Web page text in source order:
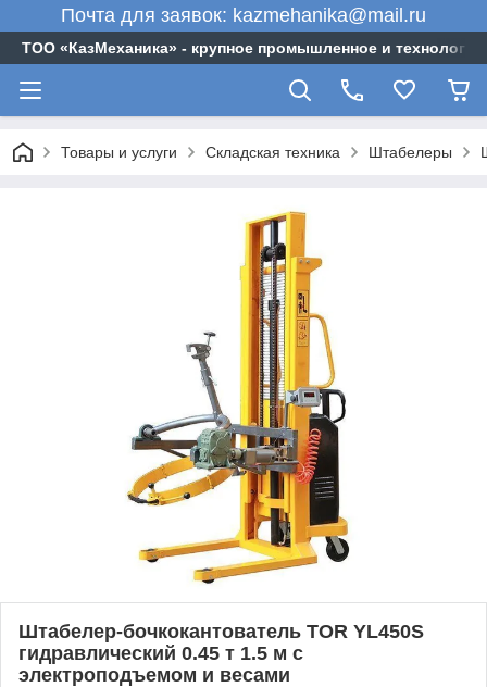
Почта для заявок: kazmehanika@mail.ru
ТОО «‎КазМеханика» - крупное промышленное и
Товары и услуги Складская техника Штабелеры
Штабелер-бочкокантователь TOR YL450S
гидравлический 0.45 т 1.5 м с
электроподъемом и весами